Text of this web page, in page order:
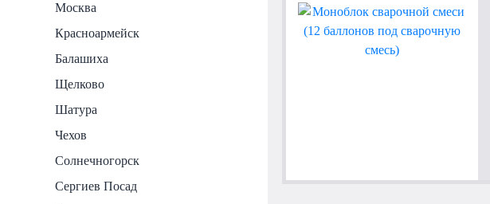
Москва
Красноармейск
Балашиха
Щелково
Шатура
Чехов
Солнечногорск
Сергиев Посад